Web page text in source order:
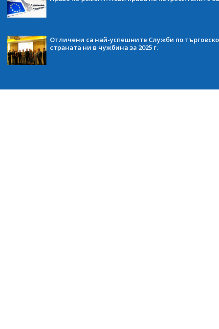
Отличени са най-успешните Служби по
страната ни в чужбина за 2025 г.